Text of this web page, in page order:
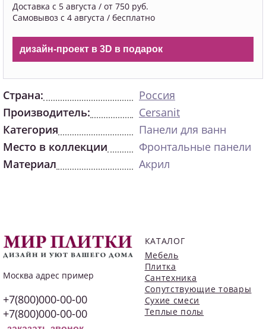
Страна:
Россия
Производитель:
Cersanit
Категория
Панели для ванн
Место в коллекции
Фронтальные панели
Материал
Акрил
Доставка с 5 августа / от 750 руб.
Самовывоз с 4 августа / бесплатно
дизайн-проект в 3D в подарок
Москва адрес пример
+7(800)000-00-00
+7(800)000-00-00
КАТАЛОГ
Мебель
Плитка
Сантехника
Сопутствующие товары
Сухие смеси
Теплые полы